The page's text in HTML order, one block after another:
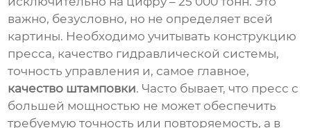
важно, безусловно, но не определяет всей
картины. Необходимо учитывать конструкцию
пресса, качество гидравлической системы,
точность управления и, самое главное,
качество штамповки. Часто бывает, что пресс с
большей мощностью не может обеспечить
требуемую точность или повторяемость, а в